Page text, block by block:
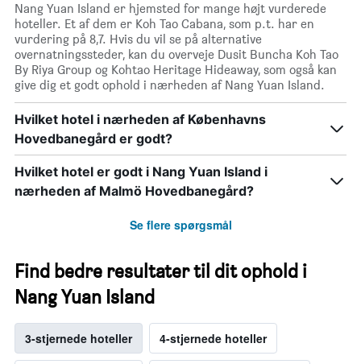
Nang Yuan Island er hjemsted for mange højt vurderede
hoteller. Et af dem er Koh Tao Cabana, som p.t. har en
vurdering på 8,7. Hvis du vil se på alternative
overnatningssteder, kan du overveje Dusit Buncha Koh Tao
By Riya Group og Kohtao Heritage Hideaway, som også kan
give dig et godt ophold i nærheden af Nang Yuan Island.
Hvilket hotel i nærheden af Københavns
Hovedbanegård er godt?
Hvilket hotel er godt i Nang Yuan Island i
nærheden af Malmö Hovedbanegård?
Se flere spørgsmål
Find bedre resultater til dit ophold i
Nang Yuan Island
3-stjernede hoteller 4-stjernede hoteller